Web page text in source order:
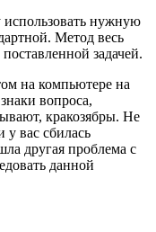
использовать нужную
Метод весь
задачей.
на компьютере на
вопроса,
кракозябры. Не
у вас сбилась
другая проблема с
данной